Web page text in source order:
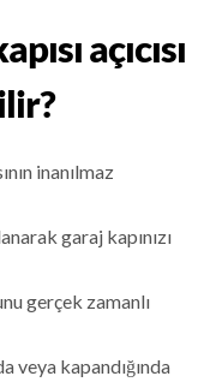
açıcısı
inanılmaz
garaj kapınızı
gerçek zamanlı
veya kapandığında